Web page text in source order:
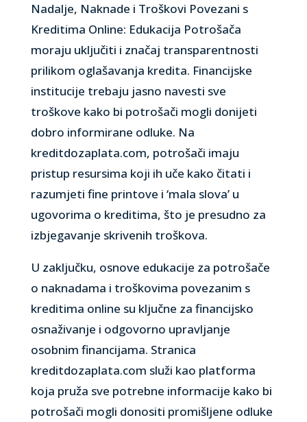
Nadalje, Naknade i Troškovi Povezani s
Kreditima Online: Edukacija Potrošača
moraju uključiti i značaj transparentnosti
prilikom oglašavanja kredita. Financijske
institucije trebaju jasno navesti sve
troškove kako bi potrošači mogli donijeti
dobro informirane odluke. Na
kreditdozaplata.com, potrošači imaju
pristup resursima koji ih uče kako čitati i
razumjeti fine printove i ‘mala slova’ u
ugovorima o kreditima, što je presudno za
izbjegavanje skrivenih troškova.
U zaključku, osnove edukacije za potrošače
o naknadama i troškovima povezanim s
kreditima online su ključne za financijsko
osnaživanje i odgovorno upravljanje
osobnim financijama. Stranica
kreditdozaplata.com služi kao platforma
koja pruža sve potrebne informacije kako bi
potrošači mogli donositi promišljene odluke